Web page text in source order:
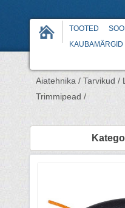
TOOTED
KAUBAMÄRGID
Aiatehnika / Tarvikud /
Trimmipead /